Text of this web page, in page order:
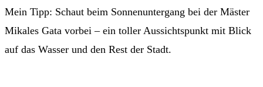
Mein Tipp: Schaut beim Sonnenuntergang bei der Mäster
Mikales Gata vorbei – ein toller Aussichtspunkt mit Blick
auf das Wasser und den Rest der Stadt.